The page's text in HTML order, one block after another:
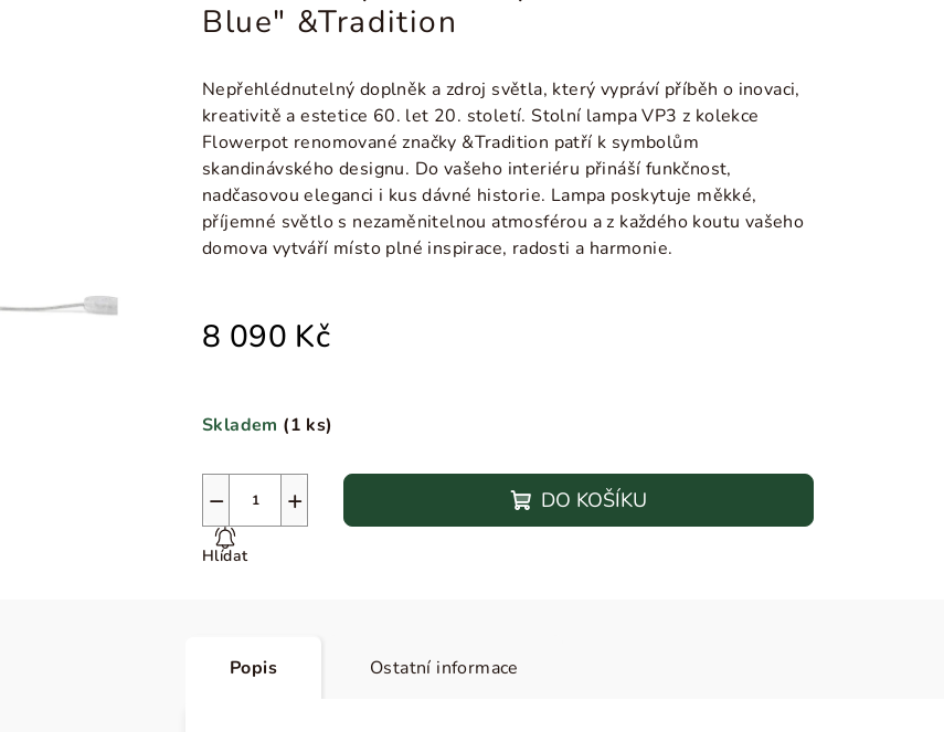
Blue" &Tradition
Nepřehlédnutelný doplněk a zdroj světla, který vypráví příběh o inovaci,
kreativitě a estetice 60. let 20. století. Stolní lampa VP3 z kolekce
Flowerpot renomované značky &Tradition patří k symbolům
skandinávského designu. Do vašeho interiéru přináší funkčnost,
nadčasovou eleganci i kus dávné historie. Lampa poskytuje měkké,
příjemné světlo s nezaměnitelnou atmosférou a z každého koutu vašeho
domova vytváří místo plné inspirace, radosti a harmonie.
8 090 Kč
Skladem (1 ks)
+
− DO KOŠÍKU
Hlídat
Popis Ostatní informace